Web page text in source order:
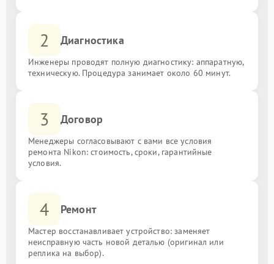
2 Диагностика
Инженеры проводят полную диагностику: аппаратную,
техническую. Процедура занимает около 60 минут.
3 Договор
Менеджеры согласовывают с вами все условия
ремонта Nikon: стоимость, сроки, гарантийные
условия.
4 Ремонт
Мастер восстанавливает устройство: заменяет
неисправную часть новой деталью (оригинал или
реплика на выбор).